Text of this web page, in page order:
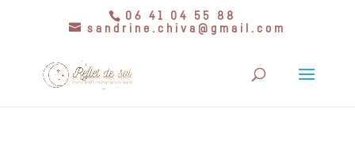
06 41 04 55 88
sandrine.chiva@gmail.com